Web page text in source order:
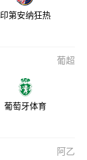
印第安纳狂热
葡超
葡萄牙体育
阿乙